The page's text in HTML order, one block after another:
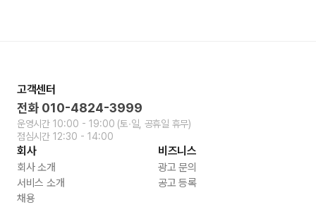
고객센터
전화 010-4824-3999
운영시간 10:00 - 19:00 (토∙일, 공휴일 휴무)
점심시간 12:30 - 14:00
회사
회사 소개
서비스 소개
채용
비즈니스
광고 문의
공고 등록